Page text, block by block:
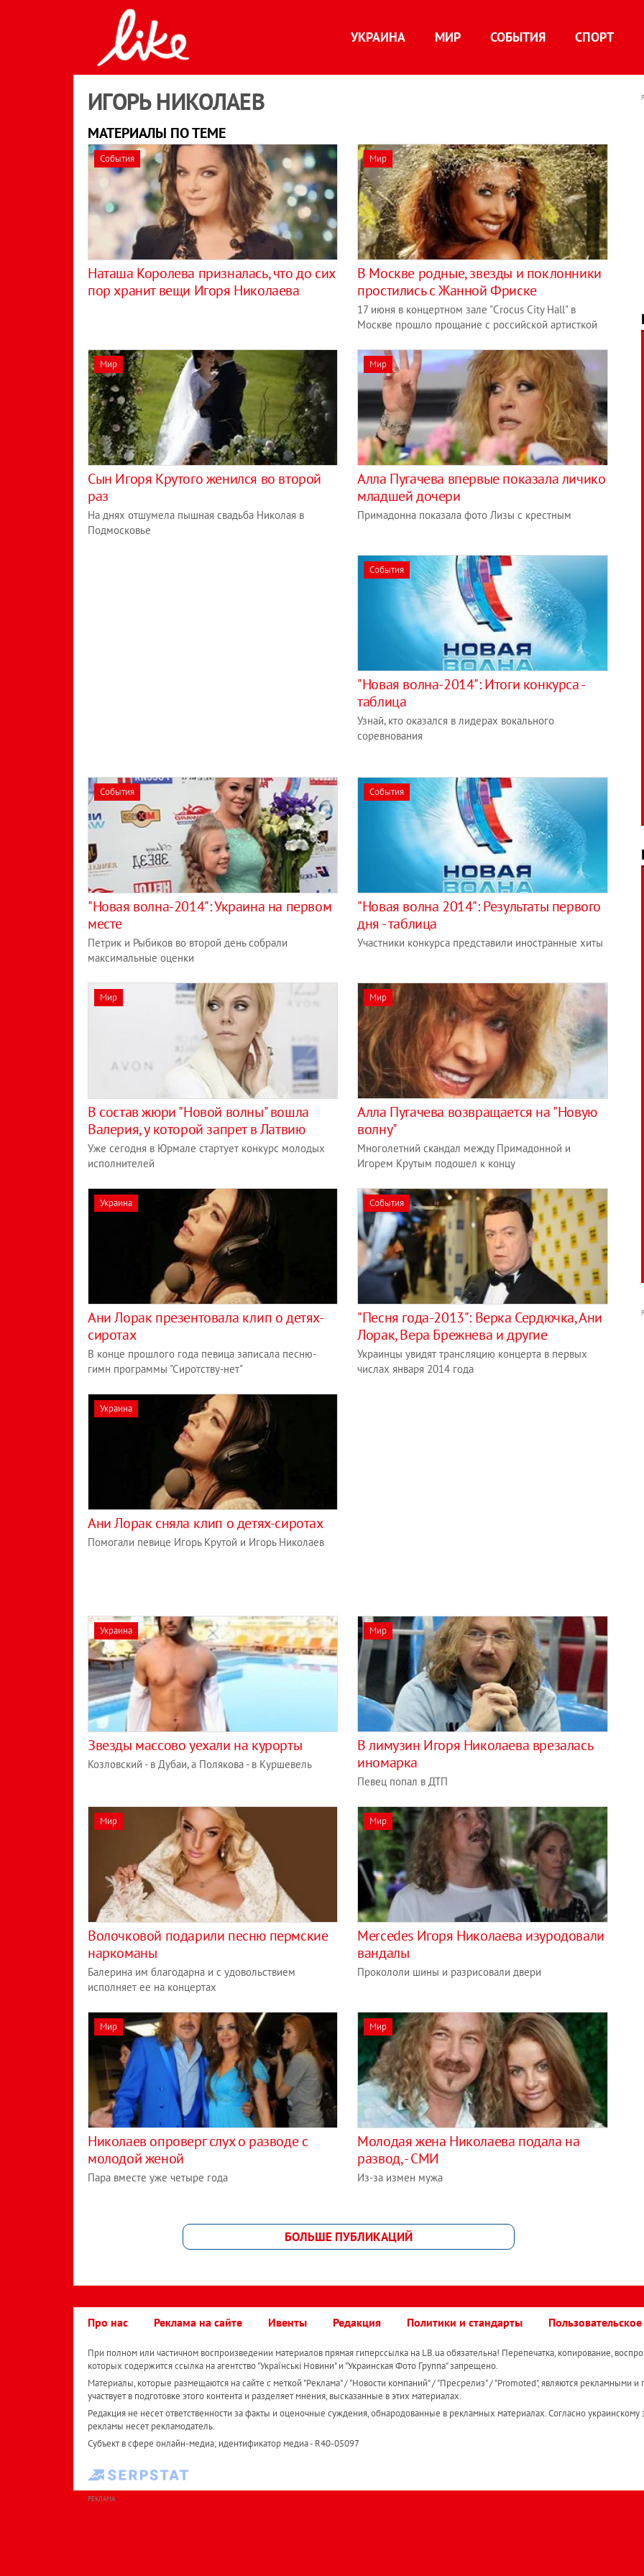
УКРАИНА МИР СОБЫТИЯ СПОРТ
ИГОРЬ НИКОЛАЕВ
МАТЕРИАЛЫ ПО ТЕМЕ
События
Наташа Королева призналась, что до сих
пор хранит вещи Игоря Николаева
Мир
В Москве родные, звезды и поклонники
простились с Жанной Фриске
17 июня в концертном зале "Crocus City Hall" в
Москве прошло прощание с российской артисткой
Мир
Сын Игоря Крутого женился во второй
раз
На днях отшумела пышная свадьба Николая в
Подмосковье
Мир
Алла Пугачева впервые показала личико
младшей дочери
Примадонна показала фото Лизы с крестным
События
"Новая волна-2014": Итоги конкурса -
таблица
Узнай, кто оказался в лидерах вокального
соревнования
События
"Новая волна-2014": Украина на первом
месте
Петрик и Рыбиков во второй день собрали
максимальные оценки
События
"Новая волна 2014": Результаты первого
дня - таблица
Участники конкурса представили иностранные хиты
Мир
В состав жюри "Новой волны" вошла
Валерия, у которой запрет в Латвию
Уже сегодня в Юрмале стартует конкурс молодых
исполнителей
Мир
Алла Пугачева возвращается на "Новую
волну"
Многолетний скандал между Примадонной и
Игорем Крутым подошел к концу
Украина
Ани Лорак презентовала клип о детях-
сиротах
В конце прошлого года певица записала песню-
гимн программы "Сиротству-нет"
События
"Песня года-2013": Верка Сердючка, Ани
Лорак, Вера Брежнева и другие
Украинцы увидят трансляцию концерта в первых
числах января 2014 года
Украина
Ани Лорак сняла клип о детях-сиротах
Помогали певице Игорь Крутой и Игорь Николаев
Украина
Звезды массово уехали на курорты
Козловский - в Дубаи, а Полякова - в Куршевель
Мир
В лимузин Игоря Николаева врезалась
иномарка
Певец попал в ДТП
Мир
Волочковой подарили песню пермские
наркоманы
Балерина им благодарна и с удовольствием
исполняет ее на концертах
Мир
Mercedes Игоря Николаева изуродовали
вандалы
Прокололи шины и разрисовали двери
Мир
Николаев опроверг слух о разводе с
молодой женой
Пара вместе уже четыре года
Мир
Молодая жена Николаева подала на
развод, - СМИ
Из-за измен мужа
БОЛЬШЕ ПУБЛИКАЦИЙ
Про нас Реклама на сайте Ивенты Редакция Политики и стандарты
При полном или частичном воспроизведении материалов прямая гиперссылка на LB.ua обязательна! Перепечатка, копирование,
которых содержится ссылка на агентство "Українськi Новини" и "Украинская Фото Группа" запрещено.
Материалы, которые размещаются на сайте с меткой "Реклама" / "Новости компаний" / "Пресрелиз" / "Promoted", являются рекламными и
участвует в подготовке этого контента и разделяет мнения, высказанные в этих материалах.
Редакция не несет ответственности за факты и оценочные суждения, обнародованные в рекламных материалах. Согласно украинскому
рекламы несет рекламодатель.
Субъект в сфере онлайн-медиа; идентификатор медиа - R40-05097
РЕКЛАМА